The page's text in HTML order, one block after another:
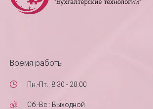
Время работы
Пн.-Пт.: 8.30 - 20.00
Сб.-Вс.: Выходной